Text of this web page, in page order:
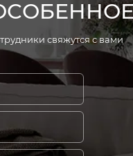
свяжутся с вами